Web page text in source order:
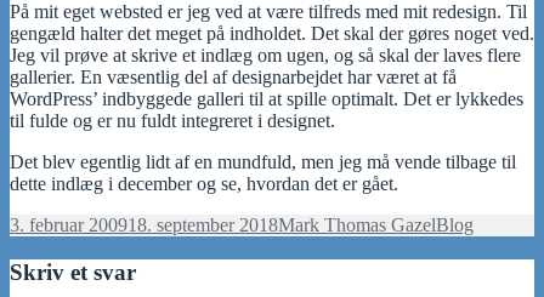
På mit eget websted er jeg ved at være tilfreds med mit redesign. Til
gengæld halter det meget på indholdet. Det skal der gøres noget ved.
Jeg vil prøve at skrive et indlæg om ugen, og så skal der laves flere
gallerier. En væsentlig del af designarbejdet har været at få
WordPress’ indbyggede galleri til at spille optimalt. Det er lykkedes
til fulde og er nu fuldt integreret i designet.
Det blev egentlig lidt af en mundfuld, men jeg må vende tilbage til
dette indlæg i december og se, hvordan det er gået.
Udgivet
3. februar 200918. september 2018Forfatter
Mark Thomas GazelKategorier
Blog
Skriv et svar